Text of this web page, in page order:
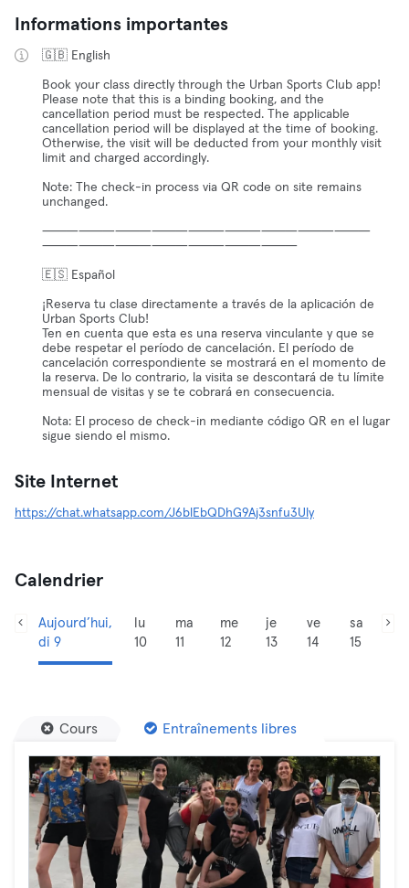
Informations importantes
🇬🇧 English
Book your class directly through the Urban Sports Club app!
Please note that this is a binding booking, and the
cancellation period must be respected. The applicable
cancellation period will be displayed at the time of booking.
Otherwise, the visit will be deducted from your monthly visit
limit and charged accordingly.
Note: The check-in process via QR code on site remains
unchanged.
⸻⸻⸻⸻⸻⸻⸻⸻⸻
⸻⸻⸻⸻⸻⸻⸻
🇪🇸 Español
¡Reserva tu clase directamente a través de la aplicación de
Urban Sports Club!
Ten en cuenta que esta es una reserva vinculante y que se
debe respetar el período de cancelación. El período de
cancelación correspondiente se mostrará en el momento de
la reserva. De lo contrario, la visita se descontará de tu límite
mensual de visitas y se te cobrará en consecuencia.
Nota: El proceso de check-in mediante código QR en el lugar
sigue siendo el mismo.
Site Internet
https://chat.whatsapp.com/J6blEbQDhG9Aj3snfu3Uly
Calendrier
Aujourd’hui,
di 9
lu
10
ma
11
me
12
je
13
ve
14
sa
15
Cours Entraînements libres